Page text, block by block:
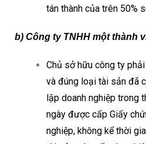
tán thành của trên 50%
b) Công ty TNHH một thành
Chủ sở hữu công ty
và đúng loại tài sản đã
lập doanh nghiệp trong
ngày được cấp Giấy
nghiệp, không kể thời